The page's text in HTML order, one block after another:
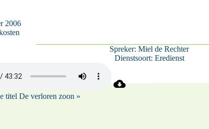
2006
Spreker: Miel de Rechter
Dienstsoort: Eredienst
titel De verloren zoon »